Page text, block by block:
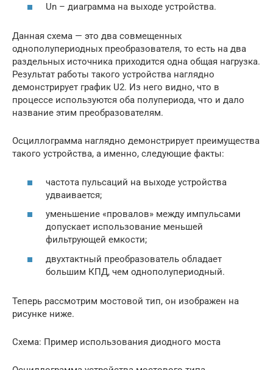
Un – диаграмма на выходе устройства.
Данная схема — это два совмещенных
однополупериодных преобразователя, то есть на два
раздельных источника приходится одна общая нагрузка.
Результат работы такого устройства наглядно
демонстрирует график U2. Из него видно, что в
процессе используются оба полупериода, что и дало
название этим преобразователям.
Осциллограмма наглядно демонстрирует преимущества
такого устройства, а именно, следующие факты:
частота пульсаций на выходе устройства
удваивается;
уменьшение «провалов» между импульсами
допускает использование меньшей
фильтрующей емкости;
двухтактный преобразователь обладает
большим КПД, чем однополупериодный.
Теперь рассмотрим мостовой тип, он изображен на
рисунке ниже.
Схема: Пример использования диодного моста